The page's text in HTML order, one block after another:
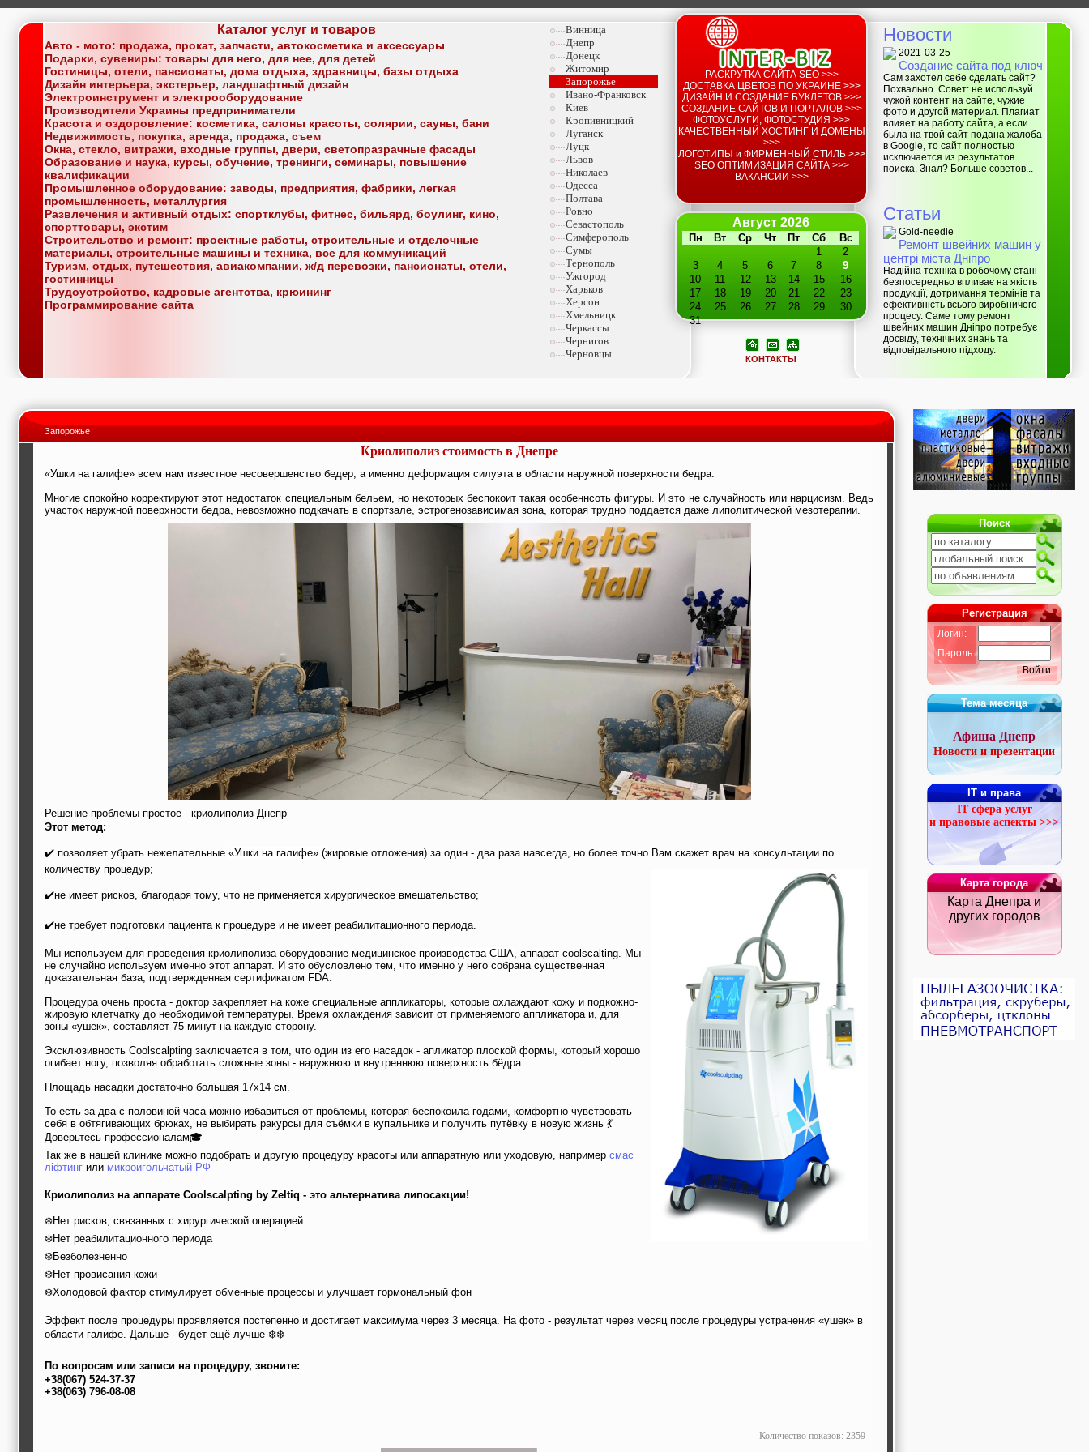
Каталог услуг и товаров
Авто - мото: продажа, прокат, запчасти, автокосметика и аксессуары
Подарки, сувениры: товары для него, для нее, для детей
Гостиницы, отели, пансионаты, дома отдыха, здравницы, базы отдыха
Дизайн интерьера, экстерьер, ландшафтный дизайн
Электроинструмент и электрооборудование
Производители Украины предприниматели
Красота и оздоровление: косметика, салоны красоты, солярии, сауны, бани
Недвижимость, покупка, аренда, продажа, съем
Окна, стекло, витражи, входные группы, двери, светопразрачные фасады
Образование и наука, курсы, обучение, тренинги, семинары, повышение
квалификации
Промышленное оборудование: заводы, предприятия, фабрики, легкая
промышленность, металлургия
Развлечения и активный отдых: спортклубы, фитнес, бильярд, боулинг, кино,
спорттовары, экстим
Строительство и ремонт: проектные работы, строительные и отделочные
материалы, строительные машины и техника, все для коммуникаций
Туризм, отдых, путешествия, авиакомпании, ж/д перевозки, пансионаты, отели,
гостинницы
Трудоустройство, кадровые агентства, крюининг
Программирование сайта
Винница
Днепр
Донецк
Житомир
Запорожье
Ивано-Франковск
Киев
Кропивницкий
Луганск
Луцк
Львов
Николаев
Одесса
Полтава
Ровно
Севастополь
Симферополь
Сумы
Тернополь
Ужгород
Харьков
Херсон
Хмельницк
Черкассы
Чернигов
Черновцы
РАСКРУТКА САЙТА SEO >>>
ДОСТАВКА ЦВЕТОВ ПО УКРАИНЕ >>>
ДИЗАЙН И СОЗДАНИЕ БУКЛЕТОВ >>>
СОЗДАНИЕ САЙТОВ И ПОРТАЛОВ >>>
ФОТОУСЛУГИ, ФОТОСТУДИЯ >>>
КАЧЕСТВЕННЫЙ ХОСТИНГ И ДОМЕНЫ
>>>
ЛОГОТИПЫ и ФИРМЕННЫЙ СТИЛЬ >>>
SEO ОПТИМИЗАЦИЯ САЙТА >>>
ВАКАНСИИ >>>
Август 2026
Пн Вт Ср Чт Пт Сб
Вс
1
2
3
4 5 6 7 8
9
10
11 12 13 14 15
16
17
18 19 20 21 22
23
24
25 26 27 28 29
30
31
КОНТАКТЫ
Новости
2021-03-25
Создание сайта под ключ
Сам захотел себе сделать сайт?
Похвально. Совет: не используй
чужой контент на сайте, чужие
фото и другой материал. Плагиат
влияет на работу сайта, а если
была на твой сайт подана жалоба
в Google, то сайт полностью
исключается из результатов
поиска. Знал? Больше советов...
Статьи
Gold-needle
Ремонт швейних машин у
центрі міста Дніпро
Надійна техніка в робочому стані
безпосередньо впливає на якість
продукції, дотримання термінів та
ефективність всього виробничого
процесу. Саме тому ремонт
швейних машин Дніпро потребує
досвіду, технічних знань та
відповідального підходу.
Запорожье
Криолиполиз стоимость в Днепре
«Ушки на галифе» всем нам известное несовершенство бедер, а именно деформация силуэта в области наружной поверхности бедра.
Многие спокойно корректируют этот недостаток специальным бельем, но некоторых беспокоит такая особеннсоть фигуры. И это не случайность или нарцисизм. Ведь
участок наружной поверхности бедра , невозможно подкачать в спортзале, эстрогенозависимая зона, которая трудно поддается даже липолитической мезотерапии.
Решение проблемы простое - криолиполиз Днепр
Этот метод:
✔️ позволяет убрать нежелательные «Ушки на галифе» (жировые отложения) за один - два раза навсегда, но более точно Вам скажет врач на консультации по
количеству процедур;
✔️не имеет рисков, благодаря тому, что не применяется хирургическое вмешательство;
✔️не требует подготовки пациента к процедуре и не имеет реабилитационного периода.
Мы используем для проведения криолиполиза оборудование медицинское производства США , аппарат coolscalting. Мы
не случайно используем именно этот аппарат. И это обусловлено тем, что именно у него собрана существенная
доказательная база, подтвержденная сертификатом FDA.
Процедура очень проста - доктор закрепляет на коже специальные аппликаторы, которые охлаждают кожу и подкожно-
жировую клетчатку до необходимой температуры. Время охлаждения зависит от применяемого аппликатора и, для
зоны «ушек», составляет 75 минут на каждую сторону.
Эксклюзивность Coolscalpting заключается в том, что один из его насадок - апликатор плоской формы, который хорошо
огибает ногу, позволяя обработать сложные зоны - наружнюю и внутреннюю поверхность бёдра.
Площадь насадки достаточно большая 17x14 см.
То есть за два с половиной часа можно избавиться от проблемы, которая беспокоила годами, комфортно чувствовать
себя в обтягивающих брюках, не выбирать ракурсы для съёмки в купальнике и получить путёвку в новую жизнь 💃 ⠀
Доверьтесь профессионалам🎓
Так же в нашей клинике можно подобрать и другую процедуру красоты или аппаратную или уходовую, например смас
ліфтинг или микроигольчатый РФ
Криолиполиз на аппарате Coolscalpting by Zeltiq - это альтернатива липосакции!
❄️Нет рисков, связанных с хирургической операцией
❄️Нет реабилитационного периода
❄️Безболезненно
❄️Нет провисания кожи
❄️Холодовой фактор стимулирует обменные процессы и улучшает гормональный фон
Эффект после процедуры проявляется постепенно и достигает максимума через 3 месяца. На фото - результат через месяц после процедуры устранения «ушек» в
области галифе. Дальше - будет ещё лучше ❄️❄️
По вопросам или записи на процедуру, звоните:
+38(067) 524-37-37
+38(063) 796-08-08
Количество показов: 2359
Поиск
Регистрация
Логин:
Пароль:
Войти
Тема месяца
Афиша Днепр
Новости и презентации
IT и права
IT сфера услуг
и правовые аспекты >>>
Карта города
Карта Днепра и
других городов